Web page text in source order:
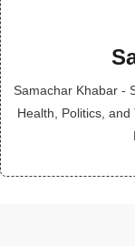
Samachar Khabar -
Health, Politics,